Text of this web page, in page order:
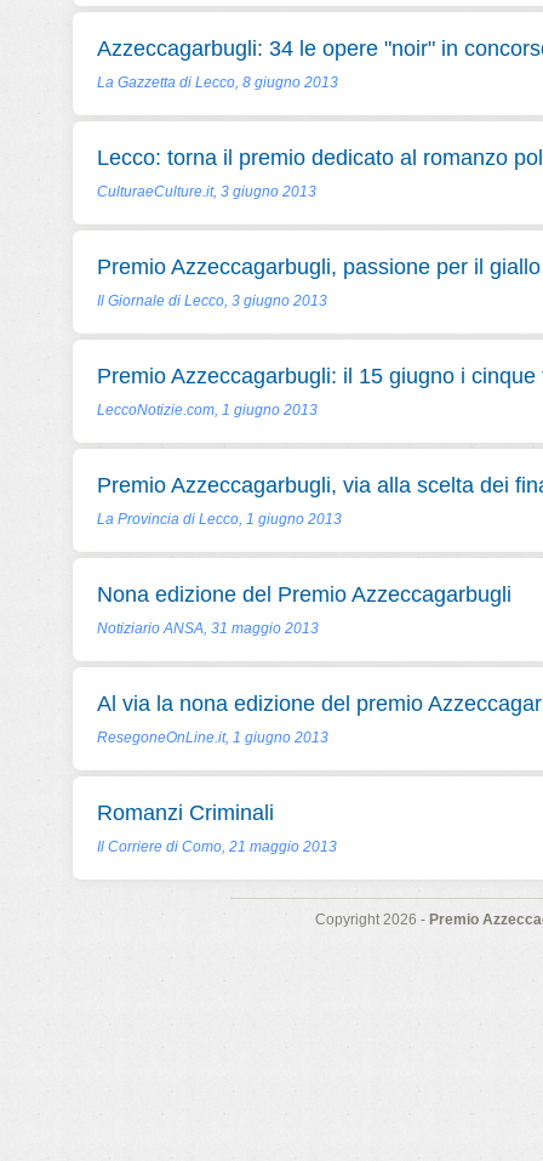
Azzeccagarbugli: 34 le opere "noir" in
La Gazzetta di Lecco, 8 giugno 2013
Lecco: torna il premio dedicato al romanzo
CulturaeCulture.it, 3 giugno 2013
Premio Azzeccagarbugli, passione per il giallo
Il Giornale di Lecco, 3 giugno 2013
Premio Azzeccagarbugli: il 15 giugno i cinque
LeccoNotizie.com, 1 giugno 2013
Premio Azzeccagarbugli, via alla scelta dei
La Provincia di Lecco, 1 giugno 2013
Nona edizione del Premio Azzeccagarbugli
Notiziario ANSA, 31 maggio 2013
Al via la nona edizione del premio
ResegoneOnLine.it, 1 giugno 2013
Romanzi Criminali
Il Corriere di Como, 21 maggio 2013
Copyright 2026 - Premio